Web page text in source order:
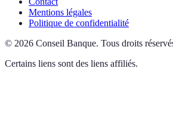
Mentions légales
Politique de confidentialité
© 2026 Conseil Banque. Tous droits
Certains liens sont des liens affiliés.